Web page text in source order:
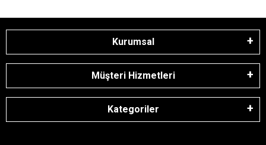
Kurumsal
Müşteri Hizmetleri
Kategoriler